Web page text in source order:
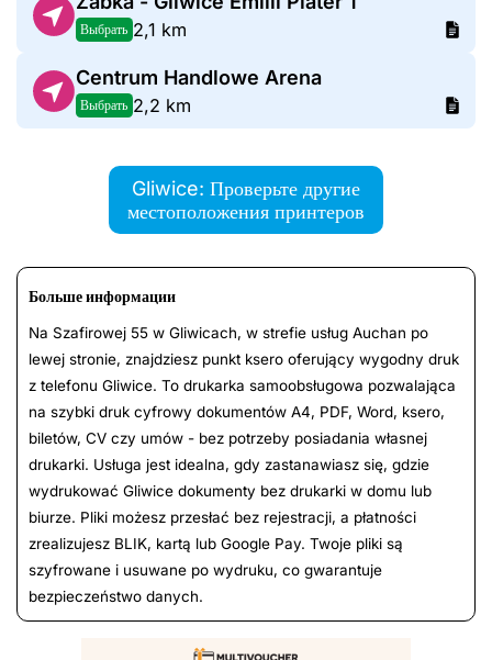
Выбрать 2,1 km
Centrum Handlowe Arena
Выбрать 2,2 km
Gliwice: Проверьте другие
местоположения принтеров
Больше информации
Na Szafirowej 55 w Gliwicach, w strefie usług Auchan po
lewej stronie, znajdziesz punkt ksero oferujący wygodny druk
z telefonu Gliwice. To drukarka samoobsługowa pozwalająca
na szybki druk cyfrowy dokumentów A4, PDF, Word, ksero,
biletów, CV czy umów - bez potrzeby posiadania własnej
drukarki. Usługa jest idealna, gdy zastanawiasz się, gdzie
wydrukować Gliwice dokumenty bez drukarki w domu lub
biurze. Pliki możesz przesłać bez rejestracji, a płatności
zrealizujesz BLIK, kartą lub Google Pay. Twoje pliki są
szyfrowane i usuwane po wydruku, co gwarantuje
bezpieczeństwo danych.